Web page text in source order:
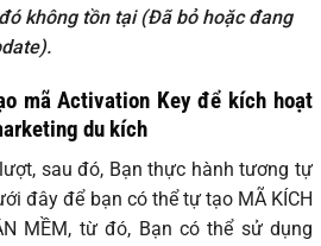
không tồn tại (Đã bỏ hoặc đang
mã Activation Key để kích hoạt
du kích
sau đó, Bạn thực hành tương tự
đây để bạn có thể tự tạo MÃ KÍCH
MỀM, từ đó, Bạn có thể sử dụng